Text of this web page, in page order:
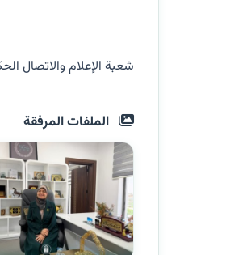
شعبة الإعلام والاتصال
الملفات المرفقة